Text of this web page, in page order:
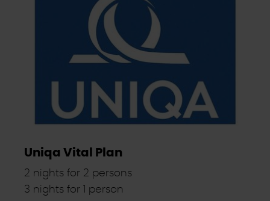
Uniqa Vital Plan
2 nights for 2 persons
3 nights for 1 person